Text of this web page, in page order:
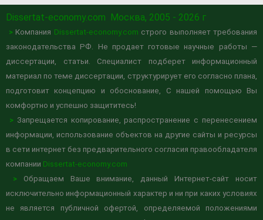
Dissertat-economy.com Москва, 2005 - 2026 г
>Компания Dissertat-economy.com строго выполняет требования
законодательства РФ. Не продает готовые научные работы —
диссертации, статьи. Специалист подберет информационный
материал по теме диссертации, структурирует его согласно плана,
подготовит концепцию и обоснование, С нашей помощью Вы
комфортно и успешно защититесь!
>Запрещается копирование, распространение с перенесением
информации, использование объектов на другие сайты и ресурсы
в сети интернет без предварительного согласия правообладателя
компании Dissertat-economy.com
>Обращаем Ваше внимание, данный Интернет-сайт носит
исключительно информационный характер и ни при каких условиях
не является публичной офертой, определяемой положениями